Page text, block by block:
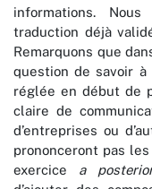
informations.
traduction déjà
Remarquons que
question de savoir à
réglée en début de
claire de
d’entreprises ou
prononceront pas les
exercice a